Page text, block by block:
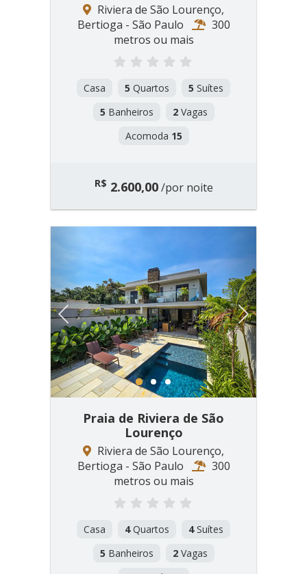
Riviera de São Lourenço,
Bertioga - São Paulo
300
metros ou mais
Casa 5 Quartos 5 Suítes
5 Banheiros 2Vagas
Acomoda 15
R$ 2.600,00/por noite
Previous Next
1 2 3
Praia de Riviera de São
Lourenço
Riviera de São Lourenço,
Bertioga - São Paulo
300
metros ou mais
Casa 4Quartos 4Suítes
5 Banheiros 2Vagas